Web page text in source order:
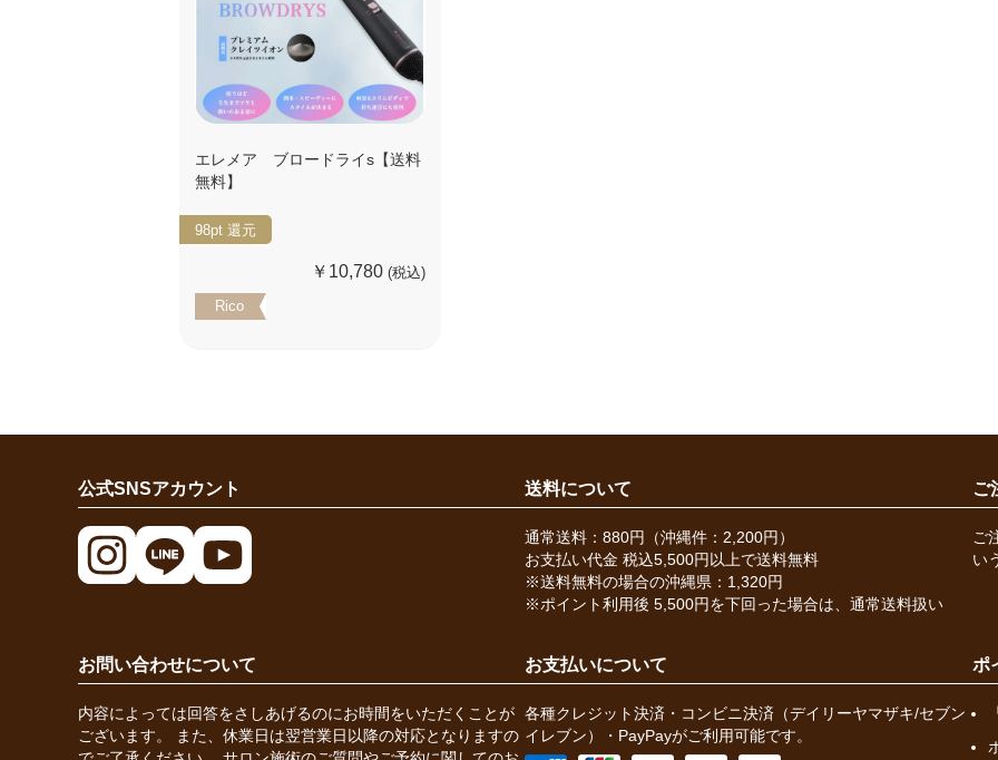
エレメア ブロードライs【送料
無料】
98pt 還元
￥10,780 (税込)
Rico
公式SNSアカウント 送料について
通常送料：880円（沖縄件：2,200円）
お支払い代金 税込5,500円以上で送料無料
※送料無料の場合の沖縄県：1,320円
※ポイント利用後 5,500円を下回った場合は、通常送料扱い
ご
ご
い
お問い合わせについて
内容によっては回答をさしあげるのにお時間をいただくことが
ございます。 また、休業日は翌営業日以降の対応となりますの
お支払いについて
各種クレジット決済・コンビニ決済（デイリーヤマザキ/セブン
イレブン）・PayPayがご利用可能です。
ポ